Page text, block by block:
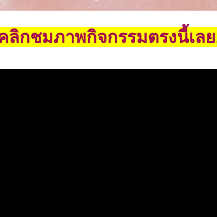
ลิกชมภาพกิจกรรมตรงนี้เล